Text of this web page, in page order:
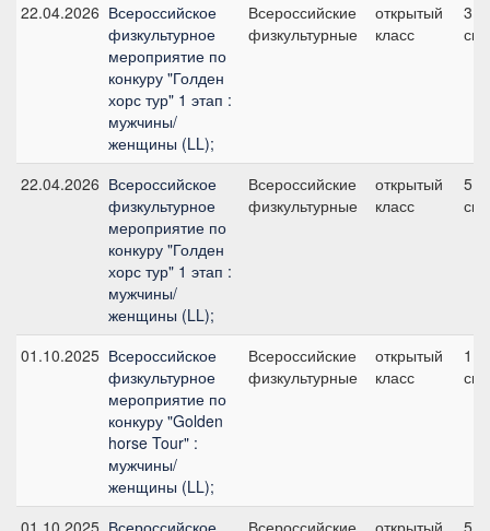
22.04.2026 Всероссийское
физкультурное
мероприятие по
конкуру "Голден
хорс тур" 1 этап :
мужчины/
женщины (LL);
Всероссийские
физкультурные
открытый
класс
3,
см
22.04.2026 Всероссийское
физкультурное
мероприятие по
конкуру "Голден
хорс тур" 1 этап :
мужчины/
женщины (LL);
Всероссийские
физкультурные
открытый
класс
5,
см
01.10.2025 Всероссийское
физкультурное
мероприятие по
конкуру "Golden
horse Tour" :
мужчины/
женщины (LL);
Всероссийские
физкультурные
открытый
класс
1,
см
01.10.2025 Всероссийское Всероссийские открытый 5,